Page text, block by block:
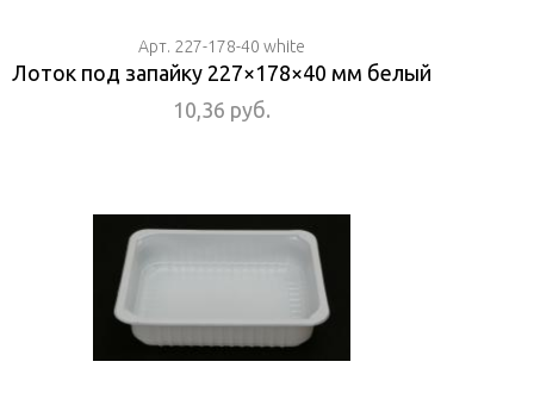
Арт. 227-178-40 white
Лоток под запайку 227×178×40 мм белый
10,36 руб.